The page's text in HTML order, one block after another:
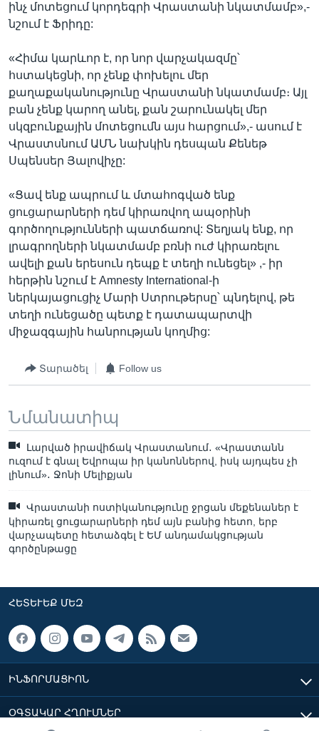
ինչ մոտեցում կորդեգրի Վրաստանի նկատմամբ»,-
նշում է Ֆրիդը:
«Հիմա կարևոր է, որ նոր վարչակազմը՝
հստակեցնի, որ չենք փոխելու մեր
քաղաքականությունը Վրաստանի նկատմամբ։ Այլ
բան չենք կարող անել, քան շարունակել մեր
սկզբունքային մոտեցումն այս հարցում»,- ասում է
Վրաստսնում ԱՄՆ նախկին դեսպան Քենեթ
Սպենսեր Յալովիչը:
«Ցավ ենք ապրում և մտահոգված ենք
ցուցարարների դեմ կիրառվող ապօրինի
գործողությունների պատճառով: Տեղյակ ենք, որ
լրագրողների նկատմամբ բռնի ուժ կիրառելու
ավելի քան երեսուն դեպք է տեղի ունեցել» ,- իր
հերթին նշում է Amnesty International-ի
ներկայացուցիչ Մարի Ստրութերսը՝ պնդելով, թե
տեղի ունեցածը պետք է դատապարտվի
միջազգային հանրության կողմից:
Տարածել Follow us
Նմանատիպ
Լարված իրավիճակ Վրաստանում․ «Վրաստանն
ուզում է գնալ Եվրոպա իր կանոններով, իսկ այդպես չի
լինում»․ Ջոնի Մելիքյան
Վրաստանի ոստիկանությունը ջրցան մեքենաներ է
կիրառել ցուցարարների դեմ այն ​​բանից հետո, երբ
վարչապետը հետաձգել է ԵՄ անդամակցության
գործընթացը
ՀԵՏԵՒԵՔ ՄԵԶ
ԻՆՖՈՐՄԱՑԻՈՆ
ՕԳՏԱԿԱՐ ՀՂՈՒՄՆԵՐ